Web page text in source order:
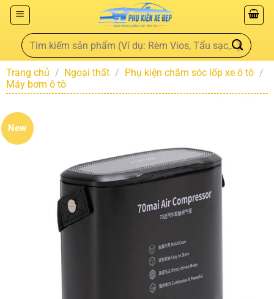
Trang chủ / Ngoại thất / Phụ kiện chăm sóc lốp xe ô tô /
Máy bơm ô tô
New